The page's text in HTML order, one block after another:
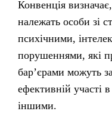
Конвенція
належать особи зі
психічними,
порушеннями, які
бар’єрами можуть
ефективній участі
іншими.